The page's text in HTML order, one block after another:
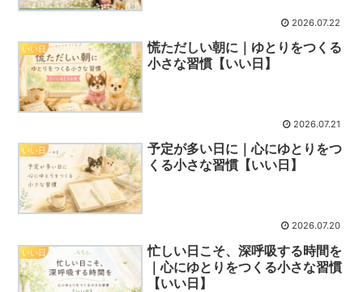
2026.07.22
いい日
慌ただしい朝に｜ゆとりをつくる
小さな習慣【いい日】
2026.07.21
いい日
予定が多い日に｜心にゆとりをつ
くる小さな習慣【いい日】
2026.07.20
いい日
忙しい日こそ、深呼吸する時間を
｜心にゆとりをつくる小さな習慣
【いい日】